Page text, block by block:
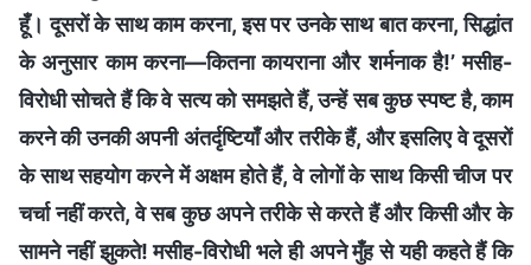
हूँ। दूसरों के साथ काम करना, इस पर उनके साथ बात करना, सिद्धांत
के अनुसार काम करना—कितना कायराना और शर्मनाक है!’ मसीह-
विरोधी सोचते हैं कि वे सत्य को समझते हैं, उन्हें सब कुछ स्पष्ट है, काम
करने की उनकी अपनी अंतर्दृष्टियाँ और तरीके हैं, और इसलिए वे दूसरों
के साथ सहयोग करने में अक्षम होते हैं, वे लोगों के साथ किसी चीज पर
चर्चा नहीं करते, वे सब कुछ अपने तरीके से करते हैं और किसी और के
सामने नहीं झुकते! मसीह-विरोधी भले ही अपने मुँह से यही कहते हैं कि